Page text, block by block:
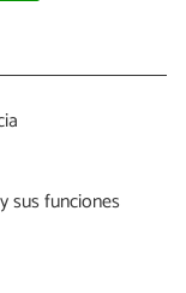
sus funciones